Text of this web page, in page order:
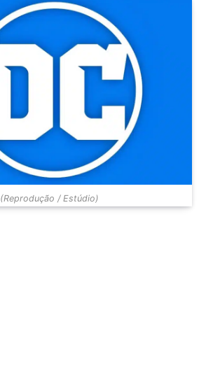
(Reprodução / Estúdio)